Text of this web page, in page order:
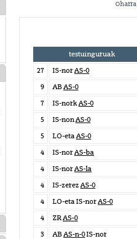
testuinguruak
27
IS-norAS-0
9
AB AS-0
7
IS-norkAS-0
5
IS-nonAS-0
5
LO-etaAS-0
4
IS-norAS-ba
4
IS-norAS-la
4
IS-zerez AS-0
4
LO-eta IS-norAS-0
4
ZRAS-0
3
AB AS-n-0IS-nor